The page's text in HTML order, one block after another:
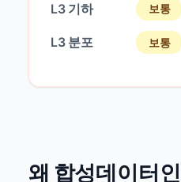
L3 기하 보통
L3 분포 보통
왜 합성데이터